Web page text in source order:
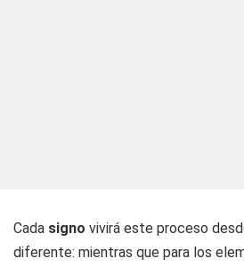
Cada signo vivirá este proceso
diferente: mientras que para los